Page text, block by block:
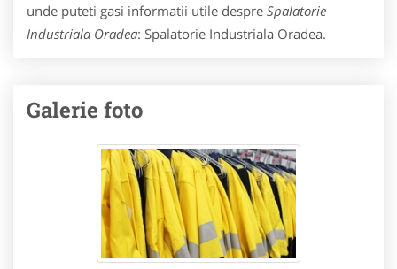
unde puteti gasi informatii utile despre Spalatorie
Industriala Oradea: Spalatorie Industriala Oradea.
Galerie foto